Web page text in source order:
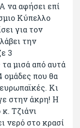
να αφήσει επί
Κύπελλο
για τον
την
3
μισά από αυτά
ομάδες που θα
Κι
στην άκρη! Η
Τζιάνι
νερό στο κρασί